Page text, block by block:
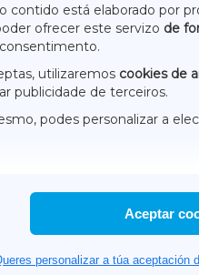
contido está elaborado por
ofrecer este servizo de
utilizaremos cookies de
publicidade de terceiros.
podes personalizar a
Aceptar
personalizar a túa aceptación